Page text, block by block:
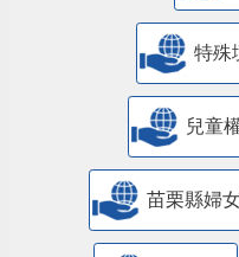
特殊
兒童
苗栗縣婦